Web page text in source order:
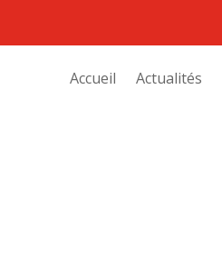
Accueil Actualités